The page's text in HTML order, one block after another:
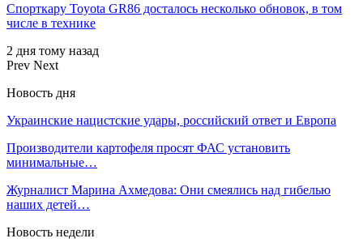
Спорткару Toyota GR86 досталось несколько обновок, в том
числе в технике
2 дня тому назад
Prev Next
Новость дня
Украинские нацистские удары, российский ответ и Европа
Производители картофеля просят ФАС установить
минимальные…
Журналист Марина Ахмедова: Они смеялись над гибелью
наших детей…
Новость недели